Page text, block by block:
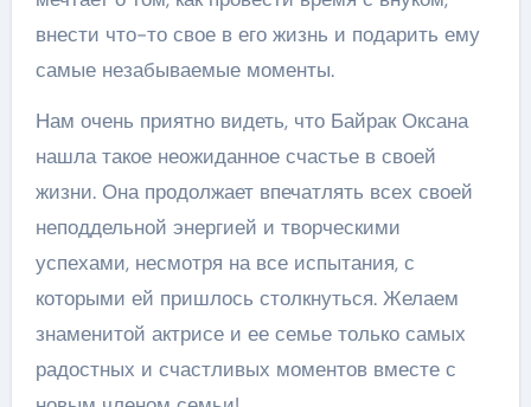
внести что-то свое в его жизнь и подарить ему
самые незабываемые моменты.
Нам очень приятно видеть, что Байрак Оксана
нашла такое неожиданное счастье в своей
жизни. Она продолжает впечатлять всех своей
неподдельной энергией и творческими
успехами, несмотря на все испытания, с
которыми ей пришлось столкнуться. Желаем
знаменитой актрисе и ее семье только самых
радостных и счастливых моментов вместе с